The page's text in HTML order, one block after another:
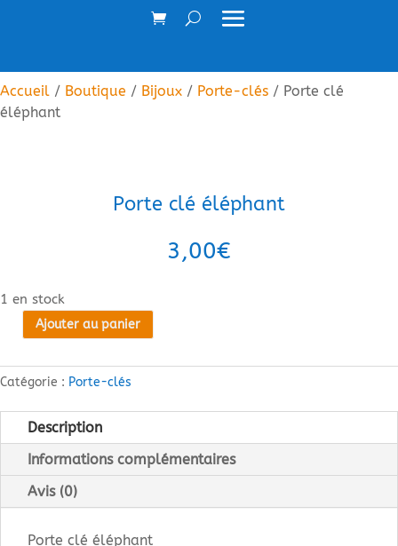
Accueil / Boutique / Bijoux / Porte-clés / Porte clé
éléphant
Porte clé éléphant
3,00€
1 en stock
quantité
Porte
éléphant
Ajouter au panier
Catégorie : Porte-clés
Description
Informations complémentaires
Avis (0)
Porte clé éléphant